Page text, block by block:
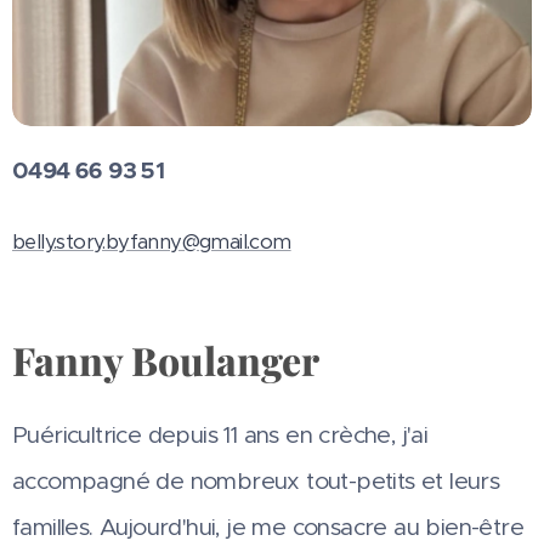
0494 66 93 51
belly.story.byfanny@gmail.com
Fanny Boulanger
Puéricultrice depuis 11 ans en crèche, j'ai
accompagné de nombreux tout-petits et leurs
familles. Aujourd'hui, je me consacre au bien-être